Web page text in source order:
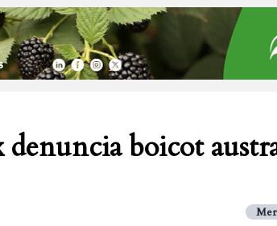
denuncia boicot